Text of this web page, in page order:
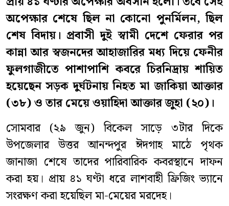
অপেক্ষার শেষে ছিল না কোনো পুনর্মিলন, ছিল
শেষ বিদায়। প্রবাসী দুই স্বামী দেশে ফেরার পর
কান্না আর স্বজনদের আহাজারির মধ্য দিয়ে ফেনীর
ফুলগাজীতে পাশাপাশি কবরে চিরনিদ্রায় শায়িত
হয়েছেন সড়ক দুর্ঘটনায় নিহত মা জাকিয়া আক্তার
(৩৮) ও তার মেয়ে ওয়াহিদা আক্তার জুহা (২০)।
সোমবার (২৯ জুন) বিকেল সাড়ে ৩টার দিকে
উপজেলার উত্তর আনন্দপুর ঈদগাহ মাঠে পৃথক
জানাজা শেষে তাদের পারিবারিক কবরস্থানে দাফন
করা হয়। প্রায় ৪১ ঘণ্টা ধরে লাশবাহী ফ্রিজিং ভ্যানে
সংরক্ষণ করা হয়েছিল মা-মেয়ের মরদেহ।